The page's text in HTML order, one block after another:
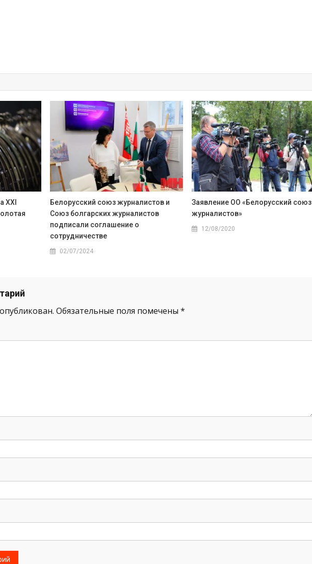
XXI
Белорусский союз журналистов и
Союз болгарских журналистов
подписали соглашение о
сотрудничестве
02/07/2024
Заявление ОО «Белорусский союз
журналистов»
12/08/2020
Обязательные поля помечены *